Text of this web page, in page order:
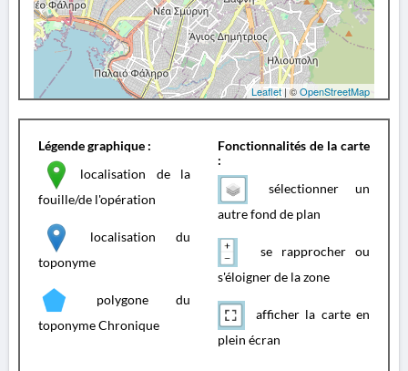
Leaflet| ©OpenStreetMap
Légende graphique :
localisation de la
fouille/de l'opération
localisation du
toponyme
polygone du
toponyme Chronique
Fonctionnalités de la carte
:
sélectionner un
autre fond de plan
se rapprocher ou
s'éloigner de la zone
afficher la carte en
plein écran